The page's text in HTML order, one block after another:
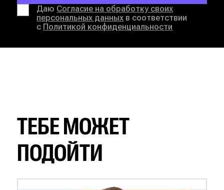
Даю Согласие на обработку своих
персональных данных в соответствии
с Политикой конфиденциальности
ТЕБЕ МОЖЕТ
ПОДОЙТИ